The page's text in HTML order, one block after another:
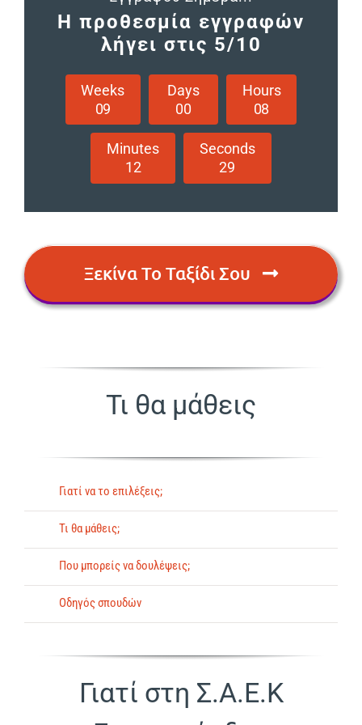
Η προθεσμία εγγραφών
λήγει στις 5/10
09
Weeks
00
Days
08
Hours
12
Minutes
28
Seconds
Ξεκίνα Το Ταξίδι Σου
Τι θα μάθεις
Γιατί να το επιλέξεις;
Τι θα μάθεις;
Που μπορείς να δουλέψεις;
Οδηγός σπουδών
Γιατί στη Σ.Α.Ε.Κ